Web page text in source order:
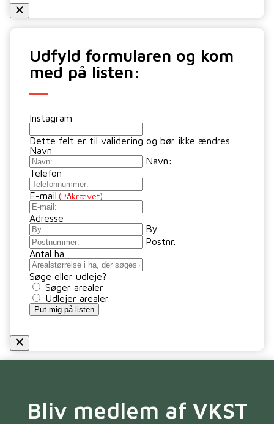
Udfyld formularen og kom
med på listen:
Instagram
Dette felt er til validering og bør ikke ændres.
Navn
Navn:
Telefon
E-mail (Påkrævet)
Adresse
By
Postnr.
Antal ha
Søge eller udleje?
Søger arealer
Udlejer arealer
Put mig på listen
Bliv medlem af VKST